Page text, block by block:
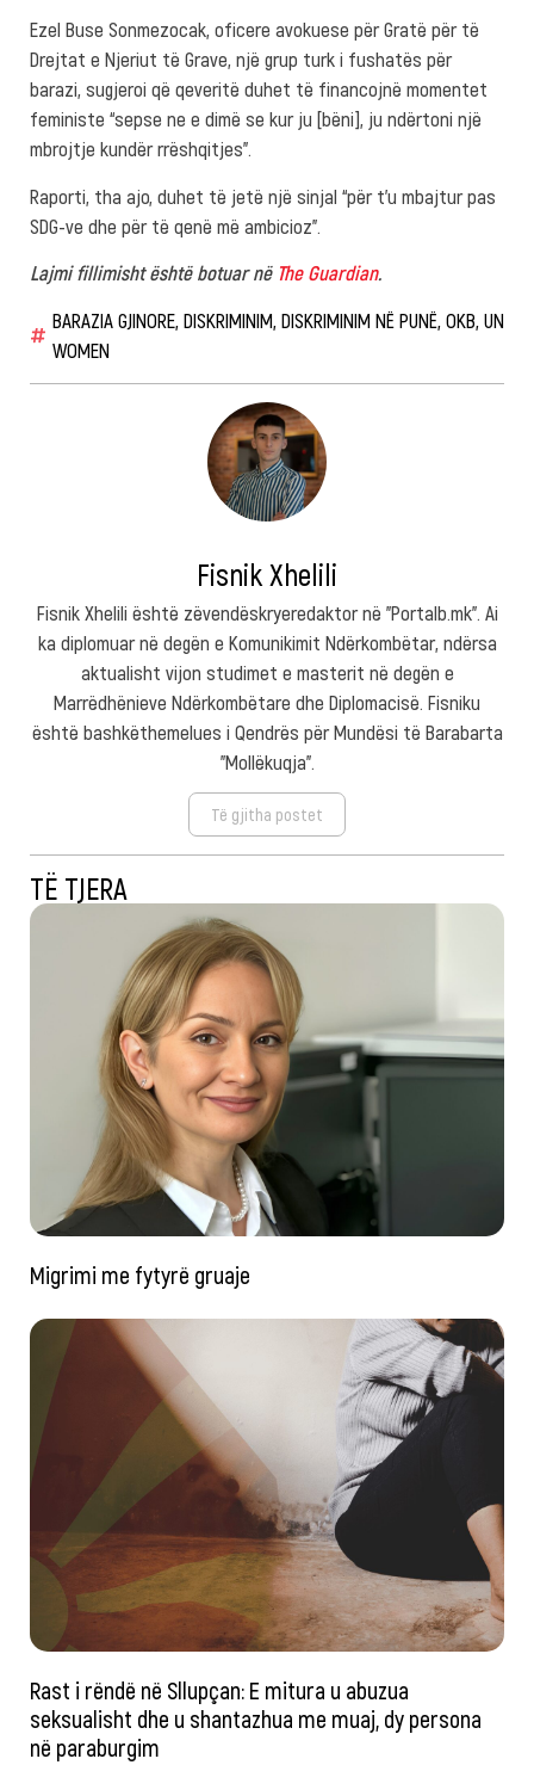
Ezel Buse Sonmezocak, oficere avokuese për Gratë për të
Drejtat e Njeriut të Grave, një grup turk i fushatës për
barazi, sugjeroi që qeveritë duhet të financojnë momentet
feministe “sepse ne e dimë se kur ju [bëni], ju ndërtoni një
mbrojtje kundër rrëshqitjes”.
Raporti, tha ajo, duhet të jetë një sinjal “për t’u mbajtur pas
SDG-ve dhe për të qenë më ambicioz”.
Lajmi fillimisht është botuar në The Guardian.
BARAZIA GJINORE DISKRIMINIM DISKRIMINIM NË PUNË OKB UN
WOMEN
Fisnik Xhelili
Fisnik Xhelili është zëvendëskryeredaktor në "Portalb.mk". Ai
ka diplomuar në degën e Komunikimit Ndërkombëtar, ndërsa
aktualisht vijon studimet e masterit në degën e
Marrëdhënieve Ndërkombëtare dhe Diplomacisë. Fisniku
është bashkëthemelues i Qendrës për Mundësi të Barabarta
"Mollëkuqja".
Të gjitha postet
TË TJERA
Migrimi me fytyrë gruaje
Rast i rëndë në Sllupçan: E mitura u abuzua
seksualisht dhe u shantazhua me muaj, dy persona
në paraburgim